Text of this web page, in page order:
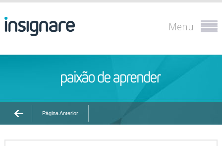
Menu
Página Anterior